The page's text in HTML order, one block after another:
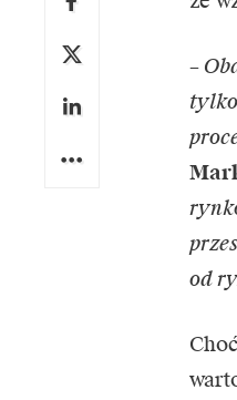
–
od